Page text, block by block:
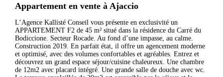
Appartement en vente à Ajaccio
L’Agence Kallisté Conseil vous présente en exclusivité un
APPARTEMENT F2 de 45 m² situé dans la résidence du Carré du
Bodiccione. Secteur Rocade. Au fond d’une impasse, au calme.
Construction 2019. En parfait état, il offre un agencement moderne
et optimisé, avec des volumes confortables et agréables. Entrez et
découvrez un grand espace séjour/cuisine chaleureux. Une chambre
de 12m2 avec placard intégré. Une grande salle de douche avec wc.